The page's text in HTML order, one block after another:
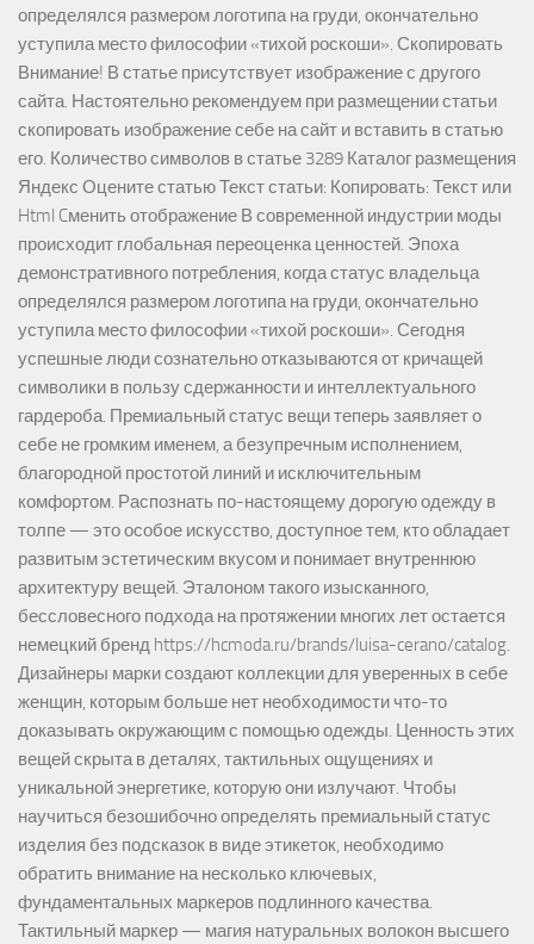
определялся размером логотипа на груди, окончательно
уступила место философии «тихой роскоши». Скопировать
Внимание! В статье присутствует изображение с другого
сайта. Настоятельно рекомендуем при размещении статьи
скопировать изображение себе на сайт и вставить в статью
его. Количество символов в статье 3289 Каталог размещения
Яндекс Оцените статью Текст статьи: Копировать: Текст или
Html Cменить отображение В современной индустрии моды
происходит глобальная переоценка ценностей. Эпоха
демонстративного потребления, когда статус владельца
определялся размером логотипа на груди, окончательно
уступила место философии «тихой роскоши». Сегодня
успешные люди сознательно отказываются от кричащей
символики в пользу сдержанности и интеллектуального
гардероба. Премиальный статус вещи теперь заявляет о
себе не громким именем, а безупречным исполнением,
благородной простотой линий и исключительным
комфортом. Распознать по-настоящему дорогую одежду в
толпе — это особое искусство, доступное тем, кто обладает
развитым эстетическим вкусом и понимает внутреннюю
архитектуру вещей. Эталоном такого изысканного,
бессловесного подхода на протяжении многих лет остается
немецкий бренд https://hcmoda.ru/brands/luisa-cerano/catalog.
Дизайнеры марки создают коллекции для уверенных в себе
женщин, которым больше нет необходимости что-то
доказывать окружающим с помощью одежды. Ценность этих
вещей скрыта в деталях, тактильных ощущениях и
уникальной энергетике, которую они излучают. Чтобы
научиться безошибочно определять премиальный статус
изделия без подсказок в виде этикеток, необходимо
обратить внимание на несколько ключевых,
фундаментальных маркеров подлинного качества.
Тактильный маркер — магия натуральных волокон высшего